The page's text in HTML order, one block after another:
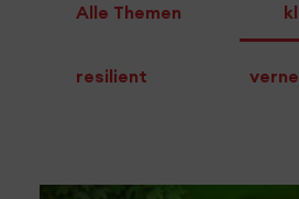
Alle Themen
resilient